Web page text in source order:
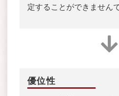
定することができません
優位性